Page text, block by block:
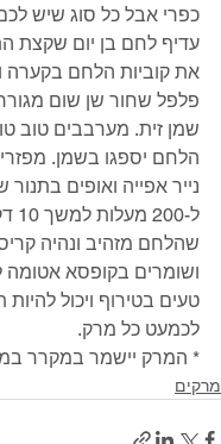
כפרי אבל כל סוג שיש
עדיף לחם בן יום שקצת
את קוביות הלחם בקערה
פלפל שחור שן שום
שמן זית. מערבבים טוב
הלחם יספגו בשמן.
נייר אפייה ואופים
ל-
שהלחם מזהיב ונהיה
טעים בטירוף ויכול
לכמעט כל מרק.
* המרק יישמר במקרר במשך 5
מרקים